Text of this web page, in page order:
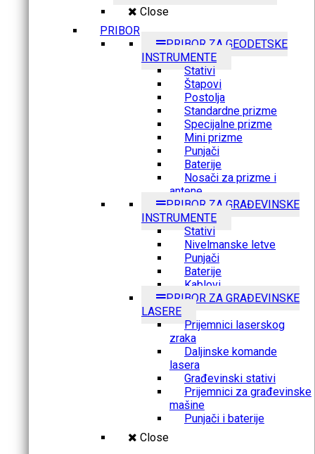
Close
PRIBOR
PRIBOR ZA GEODETSKE
INSTRUMENTE
Stativi
Štapovi
Postolja
Standardne prizme
Specijalne prizme
Mini prizme
Punjači
Baterije
Nosači za prizme i
antene
PRIBOR ZA GRAĐEVINSKE
INSTRUMENTE
Stativi
Nivelmanske letve
Punjači
Baterije
Kablovi
PRIBOR ZA GRAĐEVINSKE
LASERE
Prijemnici laserskog
zraka
Daljinske komande
lasera
Građevinski stativi
Prijemnici za građevinske
mašine
Punjači i baterije
Close